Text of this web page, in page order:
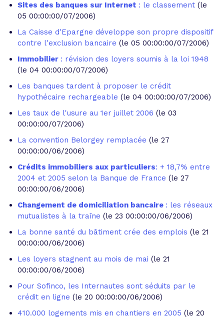
Sites des banques sur Internet : le classement (le
05 00:00:00/07/2006)
La Caisse d'Epargne développe son propre dispositif
contre l'exclusion bancaire (le 05 00:00:00/07/2006)
Immobilier : révision des loyers soumis à la loi 1948
(le 04 00:00:00/07/2006)
Les banques tardent à proposer le crédit
hypothécaire rechargeable (le 04 00:00:00/07/2006)
Les taux de l'usure au 1er juillet 2006 (le 03
00:00:00/07/2006)
La convention Belorgey remplacée (le 27
00:00:00/06/2006)
Crédits immobiliers aux particuliers: + 18,7% entre
2004 et 2005 selon la Banque de France (le 27
00:00:00/06/2006)
Changement de domiciliation bancaire : les réseaux
mutualistes à la traîne (le 23 00:00:00/06/2006)
La bonne santé du bâtiment crée des emplois (le 21
00:00:00/06/2006)
Les loyers stagnent au mois de mai (le 21
00:00:00/06/2006)
Pour Sofinco, les Internautes sont séduits par le
crédit en ligne (le 20 00:00:00/06/2006)
410.000 logements mis en chantiers en 2005 (le 20